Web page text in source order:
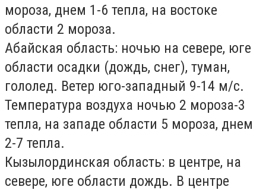
мороза, днем 1-6 тепла, на востоке
области 2 мороза.
Абайская область: ночью на севере, юге
области осадки (дождь, снег), туман,
гололед. Ветер юго-западный 9-14 м/с.
Температура воздуха ночью 2 мороза-3
тепла, на западе области 5 мороза, днем
2-7 тепла.
Кызылординская область: в центре, на
севере, юге области дождь. В центре